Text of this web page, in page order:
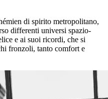
di spirito metropolitano,
differenti universi spazio-
e ai suoi ricordi, che si
fronzoli, tanto comfort e